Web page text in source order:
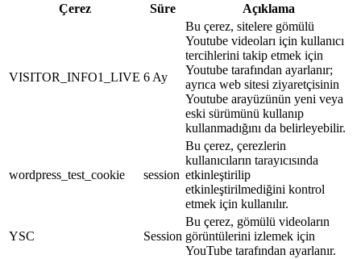
Çerez
Süre Açıklama
VISITOR_INFO1_LIVE 6 Ay
Bu çerez, sitelere gömülü
Youtube videoları için kullanıcı
tercihlerini takip etmek için
Youtube tarafından ayarlanır;
ayrıca web sitesi ziyaretçisinin
Youtube arayüzünün yeni veya
eski sürümünü kullanıp
kullanmadığını da belirleyebilir.
wordpress_test_cookie session
Bu çerez, çerezlerin
kullanıcıların tarayıcısında
etkinleştirilip
etkinleştirilmediğini kontrol
etmek için kullanılır.
YSC Session
Bu çerez, gömülü videoların
görüntülerini izlemek için
YouTube tarafından ayarlanır.